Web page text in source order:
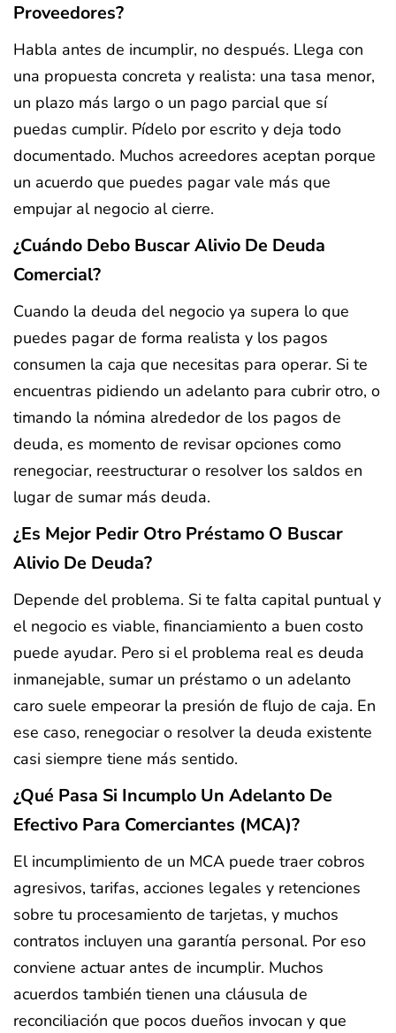
Proveedores?
Habla antes de incumplir, no después. Llega con
una propuesta concreta y realista: una tasa menor,
un plazo más largo o un pago parcial que sí
puedas cumplir. Pídelo por escrito y deja todo
documentado. Muchos acreedores aceptan porque
un acuerdo que puedes pagar vale más que
empujar al negocio al cierre.
¿Cuándo Debo Buscar Alivio De Deuda
Comercial?
Cuando la deuda del negocio ya supera lo que
puedes pagar de forma realista y los pagos
consumen la caja que necesitas para operar. Si te
encuentras pidiendo un adelanto para cubrir otro, o
timando la nómina alrededor de los pagos de
deuda, es momento de revisar opciones como
renegociar, reestructurar o resolver los saldos en
lugar de sumar más deuda.
¿Es Mejor Pedir Otro Préstamo O Buscar
Alivio De Deuda?
Depende del problema. Si te falta capital puntual y
el negocio es viable, financiamiento a buen costo
puede ayudar. Pero si el problema real es deuda
inmanejable, sumar un préstamo o un adelanto
caro suele empeorar la presión de flujo de caja. En
ese caso, renegociar o resolver la deuda existente
casi siempre tiene más sentido.
¿Qué Pasa Si Incumplo Un Adelanto De
Efectivo Para Comerciantes (MCA)?
El incumplimiento de un MCA puede traer cobros
agresivos, tarifas, acciones legales y retenciones
sobre tu procesamiento de tarjetas, y muchos
contratos incluyen una garantía personal. Por eso
conviene actuar antes de incumplir. Muchos
acuerdos también tienen una cláusula de
reconciliación que pocos dueños invocan y que